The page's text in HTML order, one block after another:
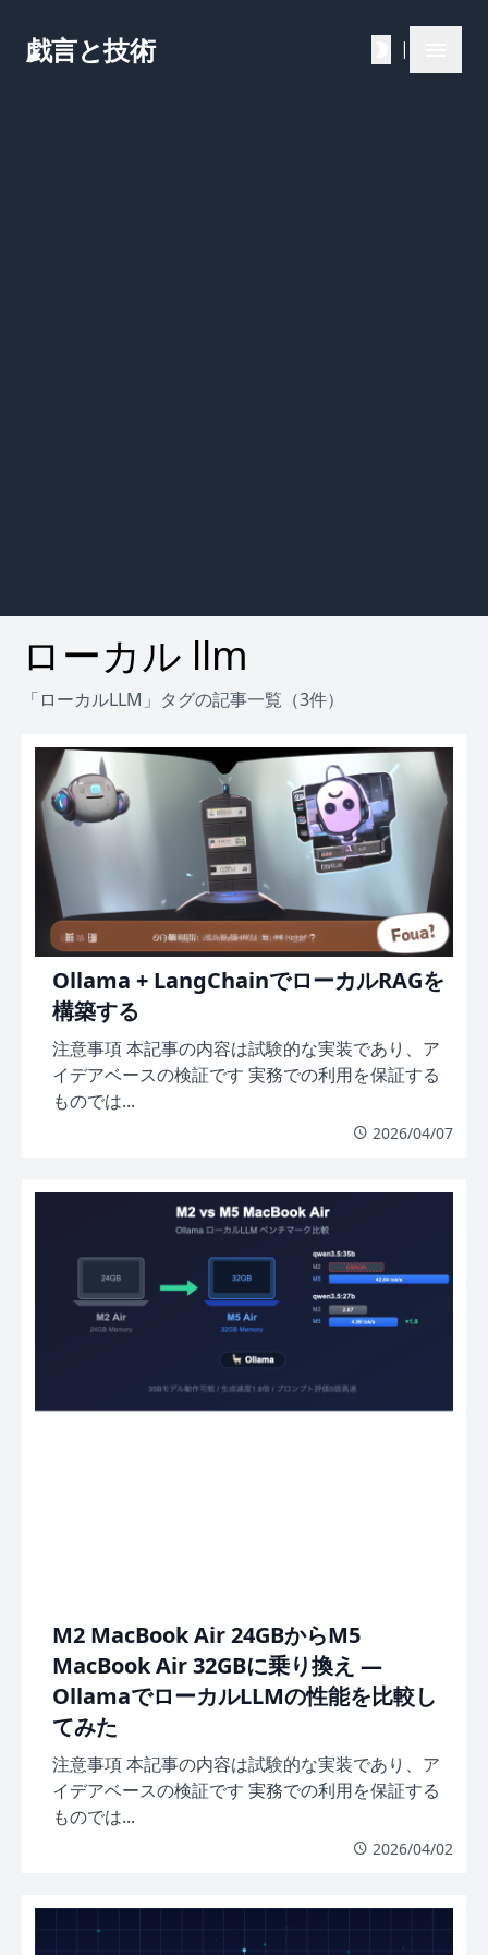
戯言と技術 |
ローカル llm
「ローカルLLM」タグの記事一覧（3件）
Ollama + LangChainでローカルRAGを
構築する
注意事項 本記事の内容は試験的な実装であり、ア
イデアベースの検証です 実務での利用を保証する
ものでは...
2026/04/07
M2 MacBook Air 24GBからM5
MacBook Air 32GBに乗り換え —
OllamaでローカルLLMの性能を比較し
てみた
注意事項 本記事の内容は試験的な実装であり、ア
イデアベースの検証です 実務での利用を保証する
ものでは...
2026/04/02